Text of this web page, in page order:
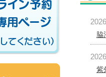
脇
紫